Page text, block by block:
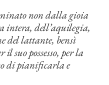
non dalla gioia
dell’aquilegia,
del lattante, bensì
suo possesso, per la
di pianificarla e